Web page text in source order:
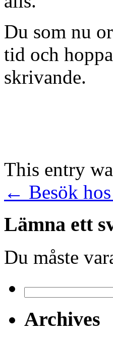
Du som nu
tid och
skrivande.
This entry
← Besök
Lämna ett
Du måste
efter:
Archives